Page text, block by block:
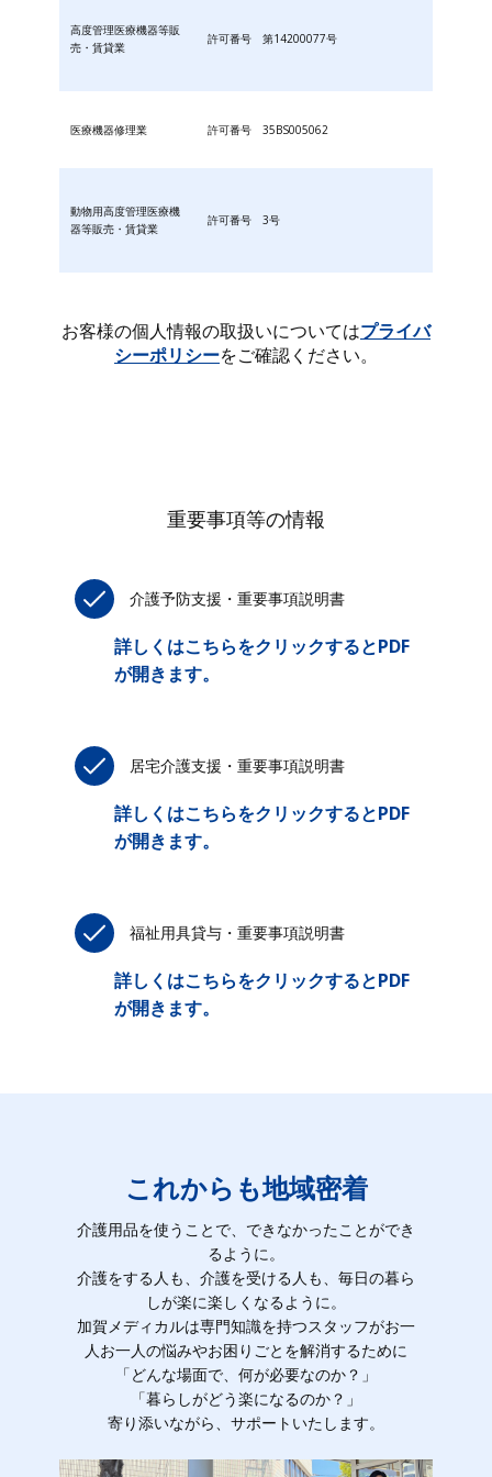
高度管理医療機器等販
売・賃貸業
許可番号 第14200077号
医療機器修理業 許可番号 35BS005062
動物用高度管理医療機
器等販売・賃貸業
許可番号 3号
お客様の個人情報の取扱いについてはプライバ
シーポリシーをご確認ください。
重要事項等の情報
介護予防支援・重要事項説明書
詳しくはこちらをクリックするとPDF
が開きます。
居宅介護支援・重要事項説明書
詳しくはこちらをクリックするとPDF
が開きます。
福祉用具貸与・重要事項説明書
詳しくはこちらをクリックするとPDF
が開きます。
これからも地域密着
介護用品を使うことで、できなかったことができ
るように。
介護をする人も、介護を受ける人も、毎日の暮ら
しが楽に楽しくなるように。
加賀メディカルは専門知識を持つスタッフがお一
人お一人の悩みやお困りごとを解消するために
「どんな場面で、何が必要なのか？」
「暮らしがどう楽になるのか？」
寄り添いながら、サポートいたします。